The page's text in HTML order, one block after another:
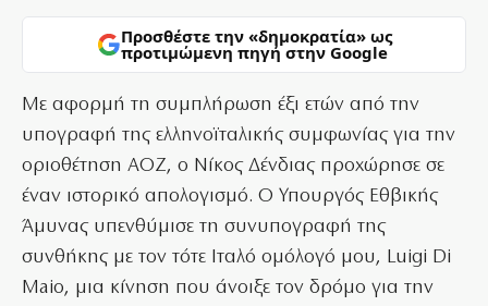
Προσθέστε την «δημοκρατία» ως
προτιμώμενη πηγή στην Google
Με αφορμή τη συμπλήρωση έξι ετών από την
υπογραφή της ελληνοϊταλικής συμφωνίας για την
οριοθέτηση ΑΟΖ, ο Νίκος Δένδιας προχώρησε σε
έναν ιστορικό απολογισμό. Ο Υπουργός Εθβικής
Άμυνας υπενθύμισε τη συνυπογραφή της
συνθήκης με τον τότε Ιταλό ομόλογό μου, Luigi Di
Maio, μια κίνηση που άνοιξε τον δρόμο για την